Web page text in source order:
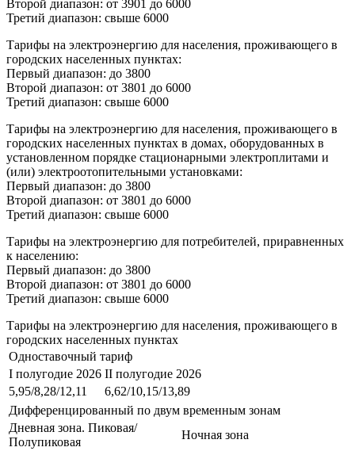
Второй диапазон: от 3901 до 6000
Третий диапазон: свыше 6000
Тарифы на электроэнергию для населения, проживающего в
городских населенных пунктах:
Первый диапазон: до 3800
Второй диапазон: от 3801 до 6000
Третий диапазон: свыше 6000
Тарифы на электроэнергию для населения, проживающего в
городских населенных пунктах в домах, оборудованных в
установленном порядке стационарными электроплитами и
(или) электроотопительными установками:
Первый диапазон: до 3800
Второй диапазон: от 3801 до 6000
Третий диапазон: свыше 6000
Тарифы на электроэнергию для потребителей, приравненных
к населению:
Первый диапазон: до 3800
Второй диапазон: от 3801 до 6000
Третий диапазон: свыше 6000
Тарифы на электроэнергию для населения, проживающего в
городских населенных пунктах
Одноставочный тариф
I полугодие 2026 II полугодие 2026
5,95/8,28/12,11
6,62/10,15/13,89
Дифференцированный по двум временным зонам
Дневная зона. Пиковая/
Полупиковая
Ночная зона